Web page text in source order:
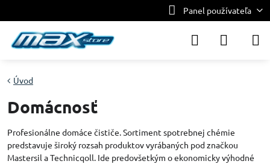
Panel používateľa
Úvod
Domácnosť
Profesionálne domáce čističe. Sortiment spotrebnej chémie
predstavuje široký rozsah produktov vyrábaných pod značkou
Mastersil a Technicqoll. Ide predovšetkým o ekonomicky výhodné